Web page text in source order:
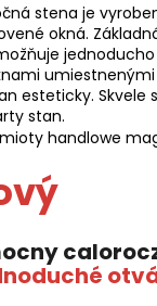
stena je
okná.
esteticky. Skvele
stan.